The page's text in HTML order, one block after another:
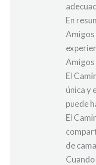
En
Amigos
Amigos
El
única y
puede
El
de